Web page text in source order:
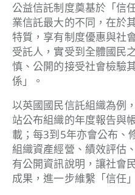
公益信託制度奠基於「信
業信託最大的不同，在於
特質，享有制度優惠與社
受託人，實受到全體國民
慎、公開的接受社會檢驗
係」。
以英國國民信託組織為例
站公布組織的年度報告與
載；每3到5年亦會公布、
組織資產經營、績效評估
有公開資訊說明，讓社會
成果，進一步維繫「信任